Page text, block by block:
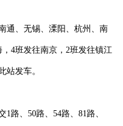
通、无锡、溧阳、杭州、南
4班发往南京， 2班发往镇江
站发车。
1 路、 50路、 54路、 81 路、